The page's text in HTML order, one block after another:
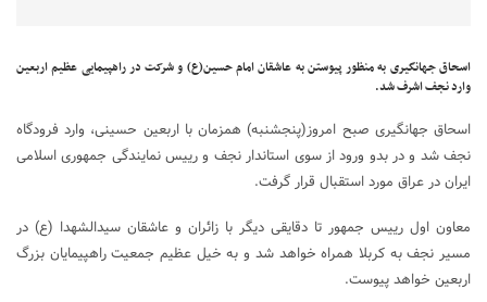
اسحاق جهانگیری به منظور پیوستن به عاشقان امام حسین(ع) و شرکت در راهپیمایی عظیم اربعین
وارد نجف اشرف شد.
اسحاق جهانگیری صبح امروز(پنجشنبه) همزمان با اربعین حسینی، وارد فرودگاه
نجف شد و در بدو ورود از سوی استاندار نجف و رییس نمایندگی جمهوری اسلامی
ایران در عراق مورد استقبال قرار گرفت.
معاون اول رییس جمهور تا دقایقی دیگر با زائران و عاشقان سیدالشهدا (ع) در
مسیر نجف به کربلا همراه خواهد شد و به خیل عظیم جمعیت راهپیمایان بزرگ
اربعین خواهد پیوست.